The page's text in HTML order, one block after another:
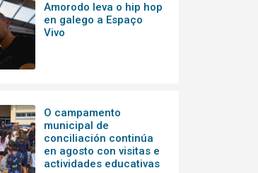
Amorodo leva o hip hop
en galego a Espaço
Vivo
O campamento
municipal de
conciliación continúa
en agosto con visitas e
actividades educativas